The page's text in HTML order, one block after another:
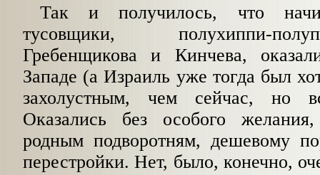
Так и получилось, что
тусовщики, полухиппи-
Гребенщикова и Кинчева,
Западе (а Израиль уже тогда был
захолустным, чем сейчас, но
Оказались без особого
родным подворотням, дешевому
перестройки. Нет, было, конечно,